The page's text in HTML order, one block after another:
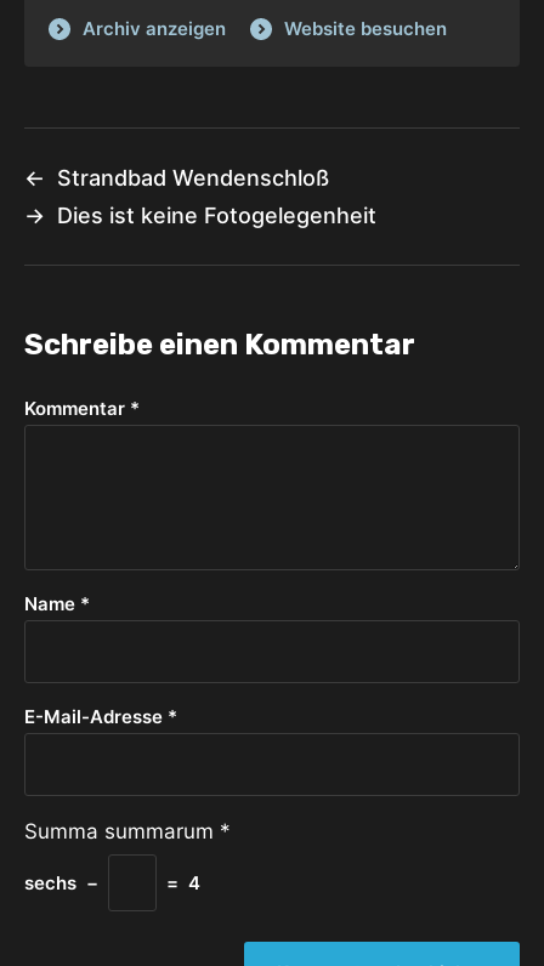
Archiv anzeigen Website besuchen
←
Strandbad Wendenschloß
→ Dies ist keine Fotogelegenheit
Schreibe einen Kommentar
Kommentar *
Name *
E-Mail-Adresse *
Summa summarum *
sechs − = 4